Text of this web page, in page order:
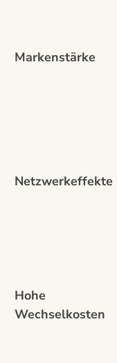
Markenstärke
Netzwerkeffekte
Hohe
Wechselkosten